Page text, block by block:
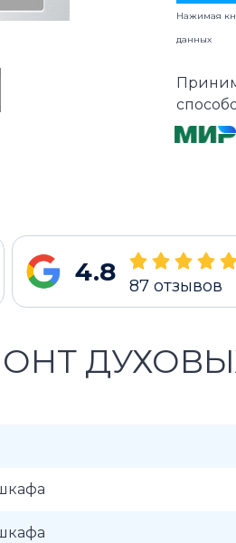
Нажимая
данных
4.8 87 отзывов